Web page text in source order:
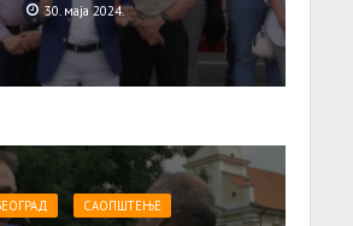
30. маја 2024.
САОПШТЕЊE